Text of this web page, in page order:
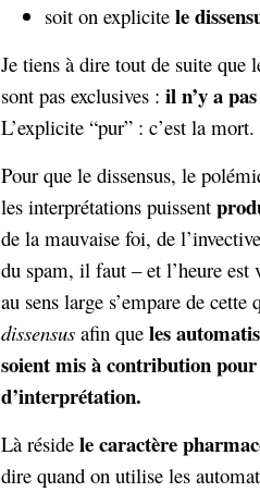
soit on explicite le
Je tiens à dire tout de suite que
sont pas exclusives : il n’y a
L’explicite “pur” : c’est la mort.
Pour que le dissensus, le
les interprétations puissent
de la mauvaise foi, de
du spam, il faut – et l’heure est
au sens large s’empare de cette
dissensus afin que les
soient mis à contribution pour
d’interprétation.
Là réside le caractère
dire quand on utilise les